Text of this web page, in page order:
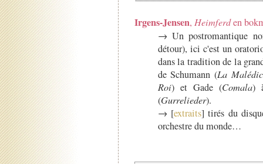
Irgens-Jensen, Heimferden
→ Un postromantique
détour), ici c'est un
dans la tradition de la
de Schumann (La
Roi) et Gade (Comala)
(Gurrelieder).
→ [extraits] tirés du
orchestre du monde…